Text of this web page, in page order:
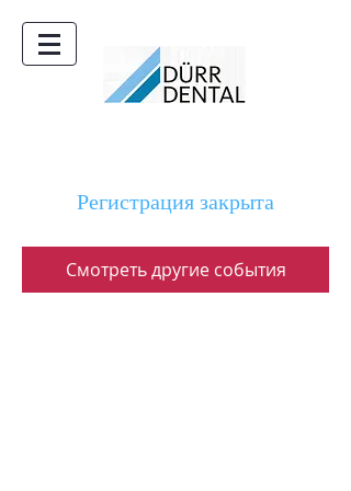
Регистрация закрыта
Смотреть другие события